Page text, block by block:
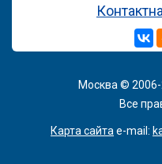
Москва ©
Все
Карта сайта e-mail: